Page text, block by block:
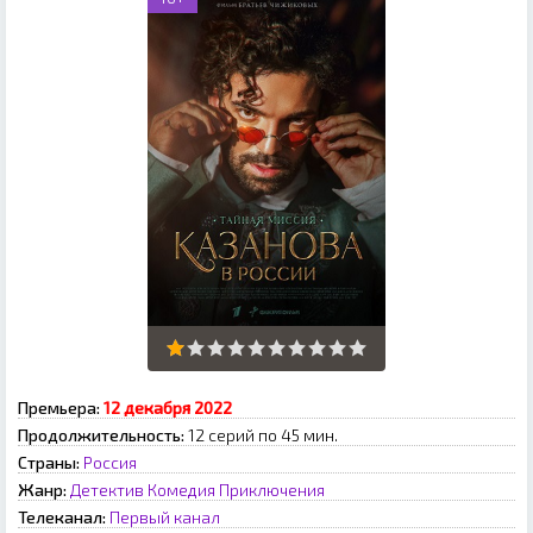
Премьера: 12 декабря 2022
Продолжительность: 12 серий по 45 мин.
Страны: Россия
Жанр: Детектив Комедия Приключения
Телеканал: Первый канал